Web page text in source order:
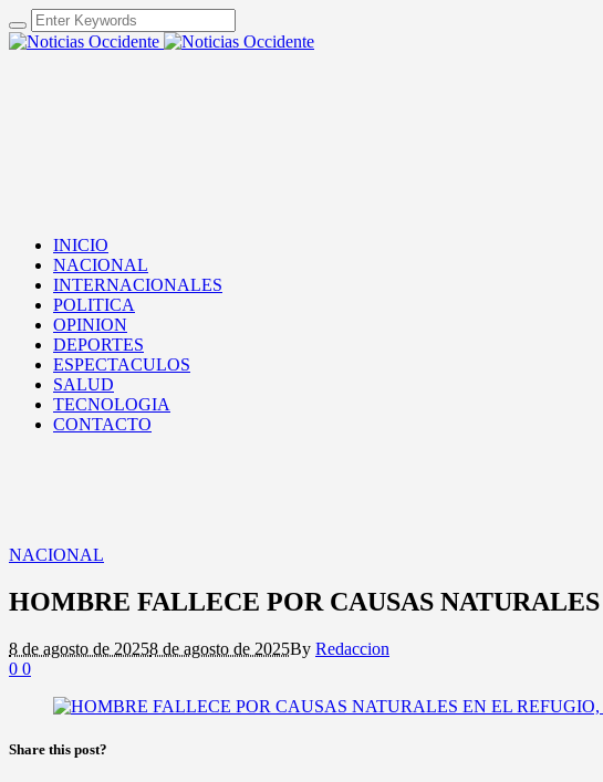
INICIO
NACIONAL
INTERNACIONALES
POLITICA
OPINION
DEPORTES
ESPECTACULOS
SALUD
TECNOLOGIA
CONTACTO
NACIONAL
HOMBRE FALLECE POR CAUSAS
8 de agosto de 20258 de agosto de 2025By Redaccion
0 0
Share this post?